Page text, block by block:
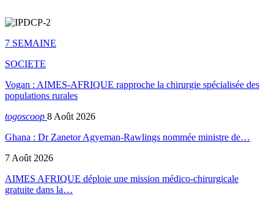
7 SEMAINE
SOCIETE
Vogan : AIMES-AFRIQUE rapproche la chirurgie spécialisée des
populations rurales
togoscoop 8 Août 2026
Ghana : Dr Zanetor Agyeman-Rawlings nommée ministre de…
7 Août 2026
AIMES AFRIQUE déploie une mission médico-chirurgicale
gratuite dans la…